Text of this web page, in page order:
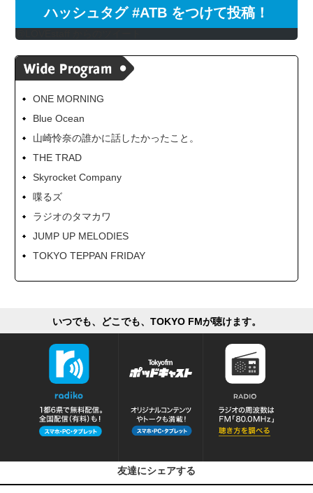
ハッシュタグ #ATB をつけて投稿！
ONE MORNING
Blue Ocean
山崎怜奈の誰かに話したかったこと。
THE TRAD
Skyrocket Company
喋るズ
ラジオのタマカワ
JUMP UP MELODIES
TOKYO TEPPAN FRIDAY
いつでも、どこでも、TOKYO FMが聴けます。
友達にシェアする